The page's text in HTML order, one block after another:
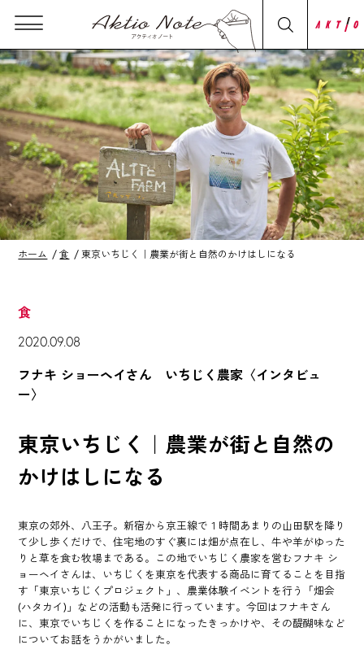
ホーム 食 東京いちじく｜農業が街と自然のかけはしになる
食
2020.09.08
フナキ ショーヘイさん いちじく農家〈インタビュ
ー〉
東京いちじく｜農業が街と自然の
かけはしになる
東京の郊外、八王子。新宿から京王線で１時間あまりの山田駅を降り
て少し歩くだけで、住宅地のすぐ裏には畑が点在し、牛や羊がゆった
りと草を食む牧場まである。この地でいちじく農家を営むフナキ シ
ョーヘイさんは、いちじくを東京を代表する商品に育てることを目指
す「東京いちじくプロジェクト」、農業体験イベントを行う「畑会
(ハタカイ)」などの活動も活発に行っています。今回はフナキさん
に、東京でいちじくを作ることになったきっかけや、その醍醐味など
についてお話をうかがいました。